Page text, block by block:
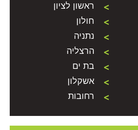
ראשון לציון
חולון
נתניה
הרצליה
בת ים
אשקלון
רחובות